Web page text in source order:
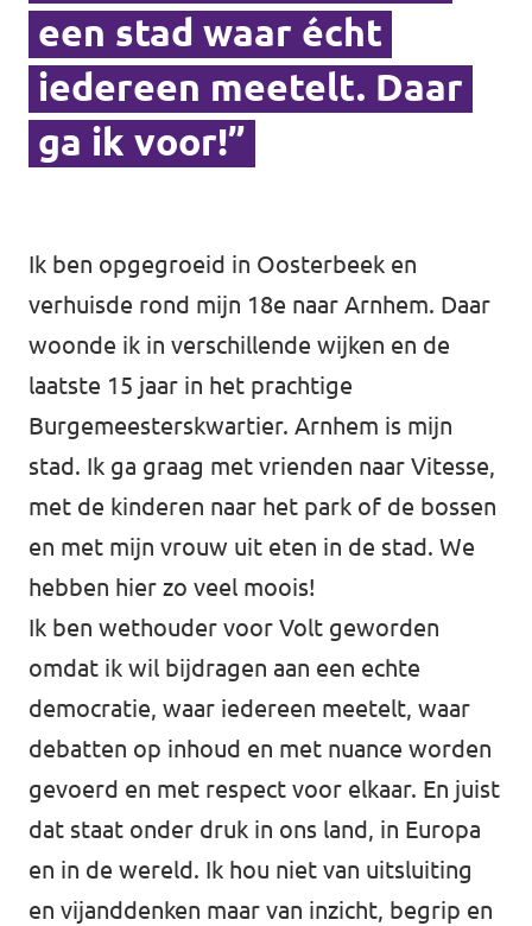
een stad waar écht
iedereen meetelt. Daar
ga ik voor!”
Ik ben opgegroeid in Oosterbeek en
verhuisde rond mijn 18e naar Arnhem. Daar
woonde ik in verschillende wijken en de
laatste 15 jaar in het prachtige
Burgemeesterskwartier. Arnhem is mijn
stad. Ik ga graag met vrienden naar Vitesse,
met de kinderen naar het park of de bossen
en met mijn vrouw uit eten in de stad. We
hebben hier zo veel moois!
Ik ben wethouder voor Volt geworden
omdat ik wil bijdragen aan een echte
democratie, waar iedereen meetelt, waar
debatten op inhoud en met nuance worden
gevoerd en met respect voor elkaar. En juist
dat staat onder druk in ons land, in Europa
en in de wereld. Ik hou niet van uitsluiting
en vijanddenken maar van inzicht, begrip en